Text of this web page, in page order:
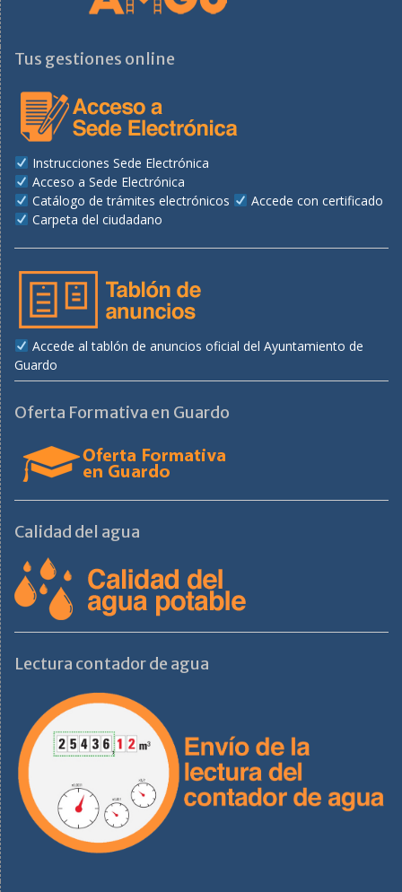
Tus gestiones online
Instrucciones Sede Electrónica
Acceso a Sede Electrónica
Catálogo de trámites electrónicos
Accede con certificado
Carpeta del ciudadano
Accede al tablón de anuncios oficial del Ayuntamiento de
Guardo
Oferta Formativa en Guardo
Calidad del agua
Lectura contador de agua